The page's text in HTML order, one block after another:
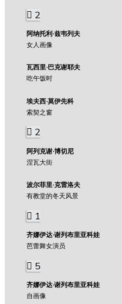
2
阿纳托利·兹韦列夫
女人画像
瓦西里·巴克谢耶夫
吃午饭时
埃夫西·莫伊先科
索契之窗
2
阿列克谢·博切尼
涅瓦大街
波尔菲里·克雷洛夫
有教堂的冬天风景
1
齐娜伊达·谢列布里亚科娃
芭蕾舞女演员
5
齐娜伊达·谢列布里亚科娃
自画像